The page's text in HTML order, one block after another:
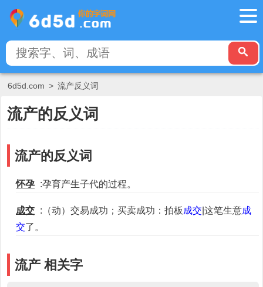
6d5d.com > 流产反义词
流产的反义词
流产的反义词
怀孕 :孕育产生子代的过程。
成交 :（动）交易成功；买卖成功：拍板 成交 |这笔生意成
交了。
流产 相关字